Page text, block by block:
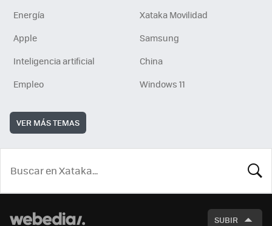
Energía
Xataka Movilidad
Apple
Samsung
Inteligencia artificial
China
Empleo
Windows 11
VER MÁS TEMAS
SUBIR